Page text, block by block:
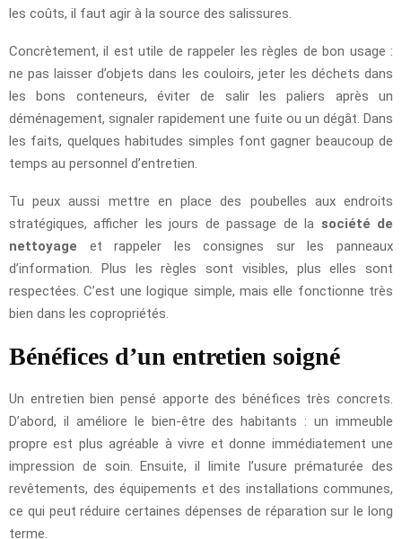
les coûts, il faut agir à la source des salissures.
Concrètement, il est utile de rappeler les règles de bon usage :
ne pas laisser d’objets dans les couloirs, jeter les déchets dans
les bons conteneurs, éviter de salir les paliers après un
déménagement, signaler rapidement une fuite ou un dégât. Dans
les faits, quelques habitudes simples font gagner beaucoup de
temps au personnel d’entretien.
Tu peux aussi mettre en place des poubelles aux endroits
stratégiques, afficher les jours de passage de la société de
nettoyage et rappeler les consignes sur les panneaux
d’information. Plus les règles sont visibles, plus elles sont
respectées. C’est une logique simple, mais elle fonctionne très
bien dans les copropriétés.
Bénéfices d’un entretien soigné
Un entretien bien pensé apporte des bénéfices très concrets.
D’abord, il améliore le bien-être des habitants : un immeuble
propre est plus agréable à vivre et donne immédiatement une
impression de soin. Ensuite, il limite l’usure prématurée des
revêtements, des équipements et des installations communes,
ce qui peut réduire certaines dépenses de réparation sur le long
terme.